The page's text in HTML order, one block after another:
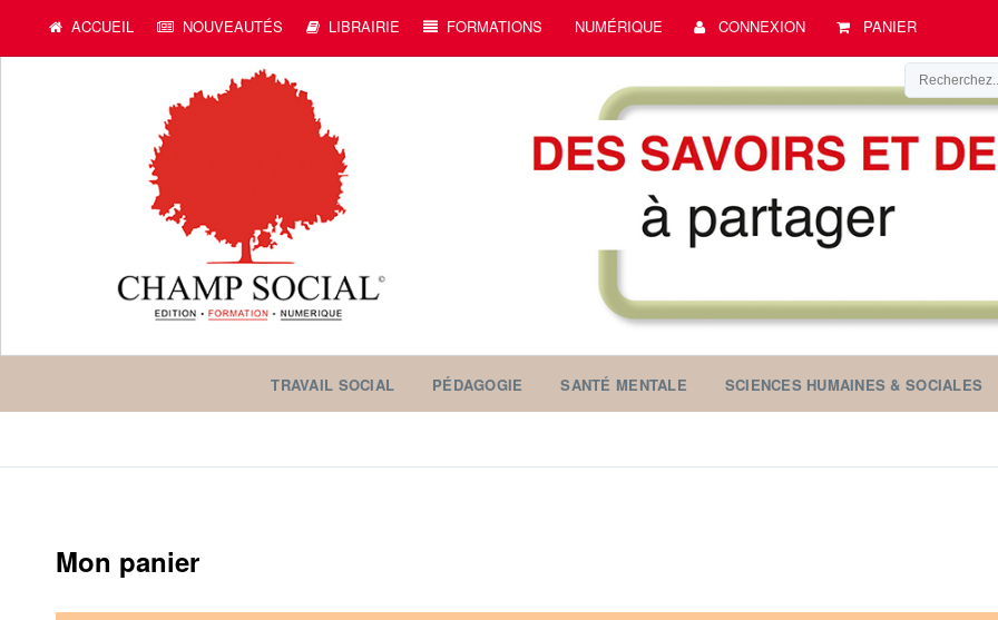
ACCUEIL NOUVEAUTÉS LIBRAIRIE FORMATIONS NUMÉRIQUE CONNEXION PANIER
TRAVAIL SOCIAL PÉDAGOGIE SANTÉ MENTALE SCIENCES HUMAINES & SOCIALES
Mon panier